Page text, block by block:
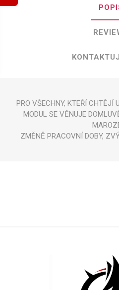
PRO VŠECHNY, KTEŘÍ CHTĚJÍ
MODUL SE VĚNUJE
ZMĚNĚ PRACOVNÍ DOBY,